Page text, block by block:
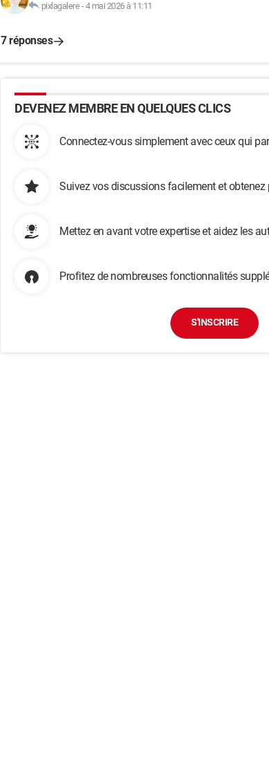
pixlagalere-4 mai 2026 à 11:11
7 réponses
DEVENEZ MEMBRE EN QUELQUES CLICS
Connectez-vous simplement avec ceux qui
Suivez vos discussions facilement et obtenez
Mettez en avant votre expertise et aidez les
Profitez de nombreuses fonctionnalités
S'INSCRIRE